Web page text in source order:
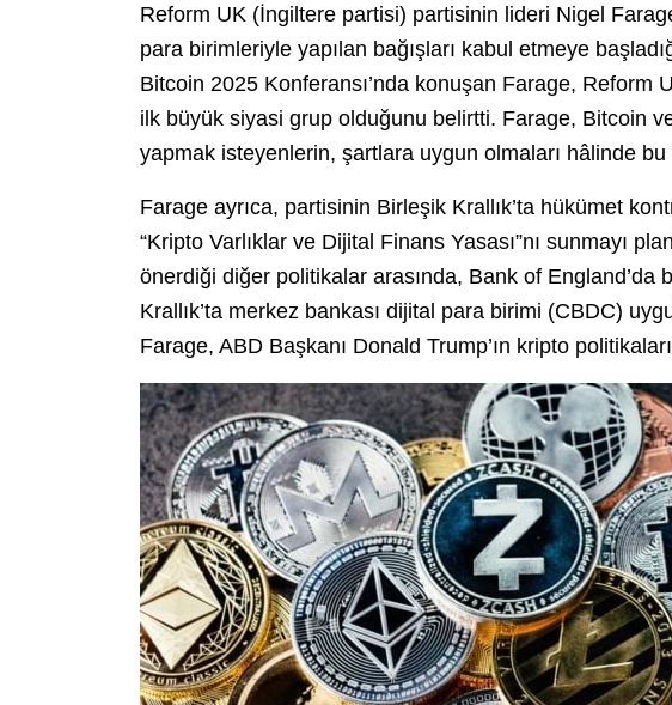
Reform UK (İngiltere partisi) partisinin lideri Nigel
para birimleriyle yapılan bağışları kabul etmeye
Bitcoin 2025 Konferansı’nda konuşan Farage, Reform
ilk büyük siyasi grup olduğunu belirtti. Farage, Bitcoin
yapmak isteyenlerin, şartlara uygun olmaları hâlinde
Farage ayrıca, partisinin Birleşik Krallık’ta hükümet
“Kripto Varlıklar ve Dijital Finans Yasası”nı sunmayı
önerdiği diğer politikalar arasında, Bank of
Krallık’ta merkez bankası dijital para birimi (CBDC)
Farage, ABD Başkanı Donald Trump’ın kripto